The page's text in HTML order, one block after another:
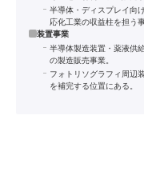
半導体・ディスプレイ向
応化工業の収益柱を担う事
装置事業
半導体製造装置・薬液供
の製造販売事業。
フォトリソグラフィ周辺
を補完する位置にある。